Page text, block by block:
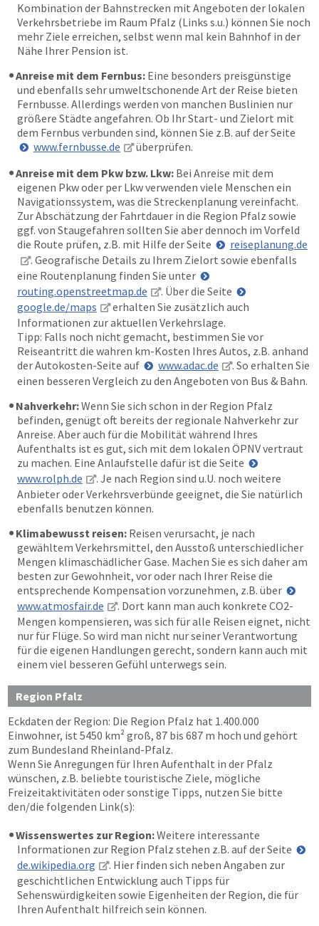
Kombination der Bahnstrecken mit Angeboten der lokalen
Verkehrsbetriebe im Raum Pfalz (Links s.u.) können Sie noch
mehr Ziele erreichen, selbst wenn mal kein Bahnhof in der
Nähe Ihrer Pension ist.
Anreise mit dem Fernbus: Eine besonders preisgünstige
und ebenfalls sehr umweltschonende Art der Reise bieten
Fernbusse. Allerdings werden von manchen Buslinien nur
größere Städte angefahren. Ob Ihr Start- und Zielort mit
dem Fernbus verbunden sind, können Sie z.B. auf der Seite
www.fernbusse.de
überprüfen.
Anreise mit dem Pkw bzw. Lkw: Bei Anreise mit dem
eigenen Pkw oder per Lkw verwenden viele Menschen ein
Navigationssystem, was die Streckenplanung vereinfacht.
Zur Abschätzung der Fahrtdauer in die Region Pfalz sowie
ggf. von Staugefahren sollten Sie aber dennoch im Vorfeld
die Route prüfen, z.B. mit Hilfe der Seite
reiseplanung.de
. Geografische Details zu Ihrem Zielort sowie ebenfalls
eine Routenplanung finden Sie unter
routing.openstreetmap.de
. Über die Seite
google.de/maps
erhalten Sie zusätzlich auch
Informationen zur aktuellen Verkehrslage.
Tipp: Falls noch nicht gemacht, bestimmen Sie vor
Reiseantritt die wahren km-Kosten Ihres Autos, z.B. anhand
der Autokosten-Seite auf
www.adac.de
. So erhalten Sie
einen besseren Vergleich zu den Angeboten von Bus & Bahn.
Nahverkehr:Wenn Sie sich schon in der Region Pfalz
befinden, genügt oft bereits der regionale Nahverkehr zur
Anreise. Aber auch für die Mobilität während Ihres
Aufenthalts ist es gut, sich mit dem lokalen ÖPNV vertraut
zu machen. Eine Anlaufstelle dafür ist die Seite
www.rolph.de
. Je nach Region sind u.U. noch weitere
Anbieter oder Verkehrsverbünde geeignet, die Sie natürlich
ebenfalls benutzen können.
Klimabewusst reisen: Reisen verursacht, je nach
gewähltem Verkehrsmittel, den Ausstoß unterschiedlicher
Mengen klimaschädlicher Gase. Machen Sie es sich daher am
besten zur Gewohnheit, vor oder nach Ihrer Reise die
entsprechende Kompensation vorzunehmen, z.B. über
www.atmosfair.de
. Dort kann man auch konkrete CO2-
Mengen kompensieren, was sich für alle Reisen eignet, nicht
nur für Flüge. So wird man nicht nur seiner Verantwortung
für die eigenen Handlungen gerecht, sondern kann auch mit
einem viel besseren Gefühl unterwegs sein.
Region Pfalz
Eckdaten der Region: Die Region Pfalz hat 1.400.000
Einwohner, ist 5450 km² groß, 87 bis 687 m hoch und gehört
zum Bundesland Rheinland-Pfalz.
Wenn Sie Anregungen für Ihren Aufenthalt in der Pfalz
wünschen, z.B. beliebte touristische Ziele, mögliche
Freizeitaktivitäten oder sonstige Tipps, nutzen Sie bitte
den/die folgenden Link(s):
Wissenswertes zur Region:Weitere interessante
Informationen zur Region Pfalz stehen z.B. auf der Seite
de.wikipedia.org
. Hier finden sich neben Angaben zur
geschichtlichen Entwicklung auch Tipps für
Sehenswürdigkeiten sowie Eigenheiten der Region, die für
Ihren Aufenthalt hilfreich sein können.